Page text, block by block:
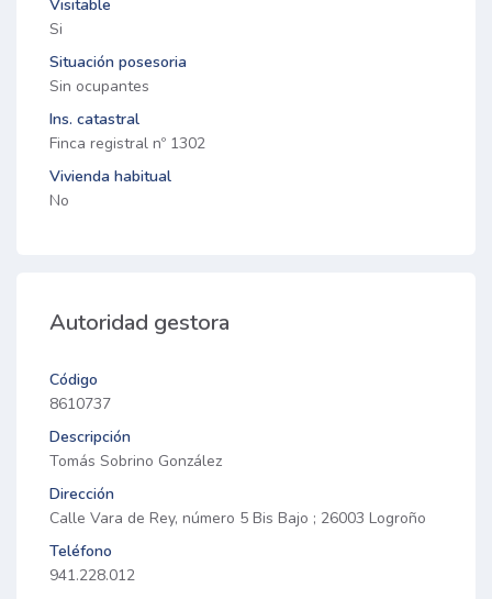
Visitable
Si
Situación posesoria
Sin ocupantes
Ins. catastral
Finca registral nº 1302
Vivienda habitual
No
Autoridad gestora
Código
8610737
Descripción
Tomás Sobrino González
Dirección
Calle Vara de Rey, número 5 Bis Bajo ; 26003 Logroño
Teléfono
941.228.012